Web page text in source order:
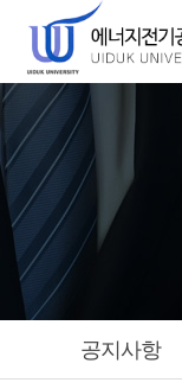
공지사항